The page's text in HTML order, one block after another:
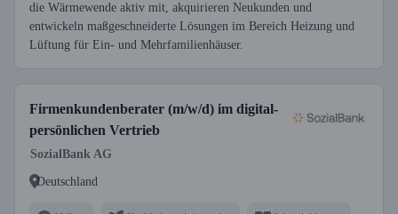
die Wärmewende aktiv mit, akquirieren Neukunden und
entwickeln maßgeschneiderte Lösungen im Bereich Heizung und
Lüftung für Ein- und Mehrfamilienhäuser.
Firmenkundenberater (m/w/d) im digital-
persönlichen Vertrieb
SozialBank AG
Deutschland